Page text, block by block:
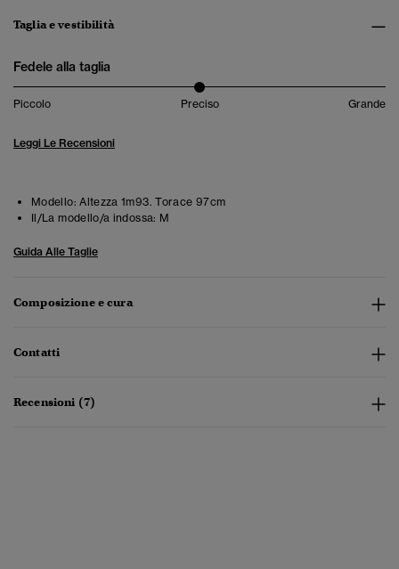
Taglia e vestibilità
Fedele alla taglia
Piccolo Preciso Grande
Leggi Le Recensioni
Modello: Altezza 1m93. Torace 97cm
Il/La modello/a indossa: M
Guida Alle Taglie
Composizione e cura
Contatti
Recensioni (7)